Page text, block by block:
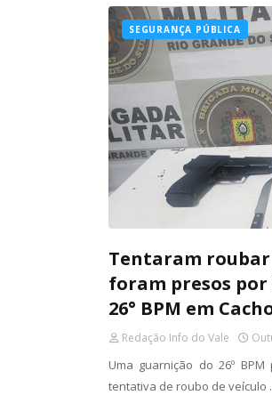
SEGURANÇA PÚBLICA
Tentaram
foram presos
26° BPM em
Redação Info do Vale
Uma guarnição do 26º
tentativa de roubo de veículo